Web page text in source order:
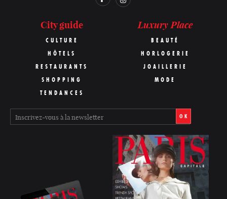
City guide
CULTURE
HÔTELS
RESTAURANTS
SHOPPING
TENDANCES
Luxury Place
BEAUTÉ
HORLOGERIE
JOAILLERIE
MODE
OK